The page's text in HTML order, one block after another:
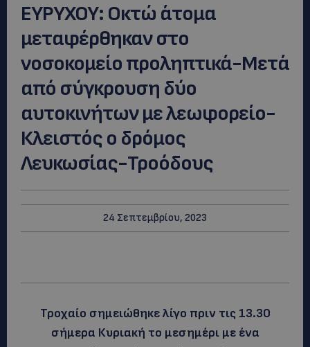
EYΡΥΧΟΥ: Οκτώ άτομα
μεταφέρθηκαν στο
νοσοκομείο προληπτικά-Μετά
από σύγκρουση δύο
αυτοκινήτων με λεωφορείο-
Κλειστός ο δρόμος
Λευκωσίας-Τροόδους
24 Σεπτεμβρίου, 2023
Τροχαίο σημειώθηκε λίγο πριν τις 13.30
σήμερα Κυριακή το μεσημέρι με ένα